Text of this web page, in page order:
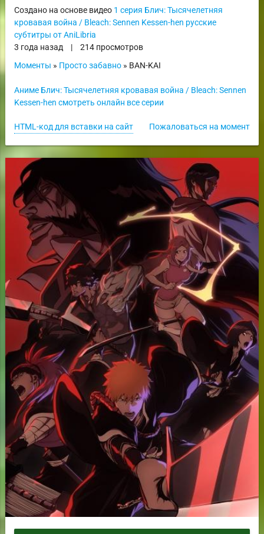
Создано на основе видео 1 серия Блич: Тысячелетняя
кровавая война / Bleach: Sennen Kessen-hen русские
субтитры от AniLibria
3 года назад
|
214 просмотров
Моменты » Просто забавно» BAN-KAI
Аниме Блич: Тысячелетняя кровавая война / Bleach: Sennen
Kessen-hen смотреть онлайн все серии
Пожаловаться на момент
HTML-код для вставки на сайт